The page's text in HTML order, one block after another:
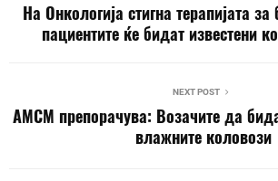
На Онкологија стигна терапијата
пациентите ќе бидат известени
NEXT POST
АМСМ препорачува: Возачите да
влажните коловози